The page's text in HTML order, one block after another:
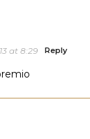
at 8:29 Reply